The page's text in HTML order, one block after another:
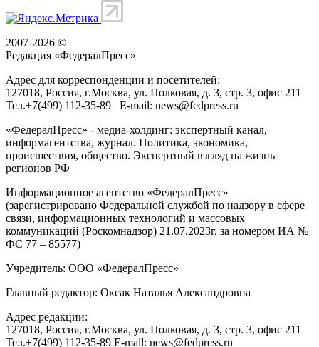
2007-2026 ©
Редакция «ФедералПресс»
Адрес для корреспонденции и посетителей:
127018, Россия, г.Москва, ул. Полковая, д. 3, стр. 3, офис 211
Тел.+7(499) 112-35-89 E-mail: news@fedpress.ru
«ФедералПресс» - медиа-холдинг: экспертный канал,
информагентства, журнал. Политика, экономика,
происшествия, общество. Экспертный взгляд на жизнь
регионов РФ
Информационное агентство «ФедералПресс»
(зарегистрировано Федеральной службой по надзору в сфере
связи, информационных технологий и массовых
коммуникаций (Роскомнадзор) 21.07.2023г. за номером ИА №
ФС 77 – 85577)
Учредитель: ООО «ФедералПресс»
Главный редактор: Оксак Наталья Александровна
Адрес редакции:
127018, Россия, г.Москва, ул. Полковая, д. 3, стр. 3, офис 211
Тел.+7(499) 112-35-89 E-mail: news@fedpress.ru